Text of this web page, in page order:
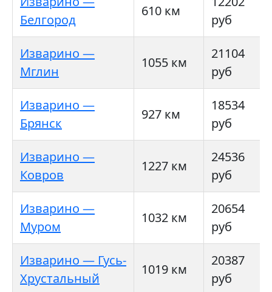
Белгород
610 км
руб
Изварино —
Мглин
1055 км
21104
руб
Изварино —
Брянск
927 км
18534
руб
Изварино —
Ковров
1227 км
24536
руб
Изварино —
Муром
1032 км
20654
руб
Изварино — Гусь-
Хрустальный
1019 км
20387
руб